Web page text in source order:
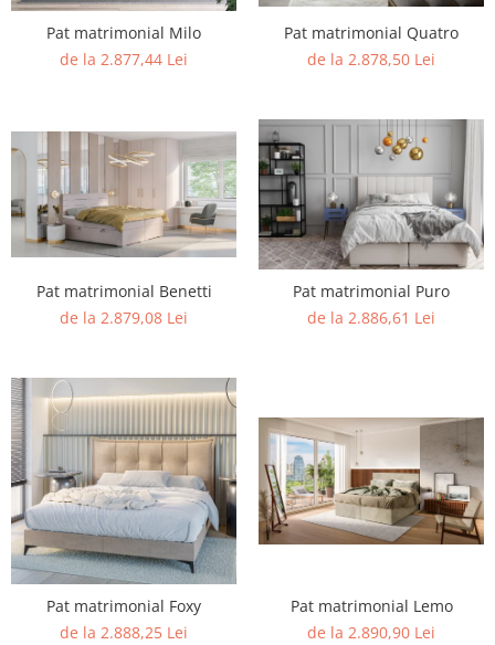
Pat matrimonial Milo
de la 2.877,44 Lei
Pat matrimonial Quatro
de la 2.878,50 Lei
Pat matrimonial Benetti
de la 2.879,08 Lei
Pat matrimonial Puro
de la 2.886,61 Lei
Pat matrimonial Foxy
de la 2.888,25 Lei
Pat matrimonial Lemo
de la 2.890,90 Lei